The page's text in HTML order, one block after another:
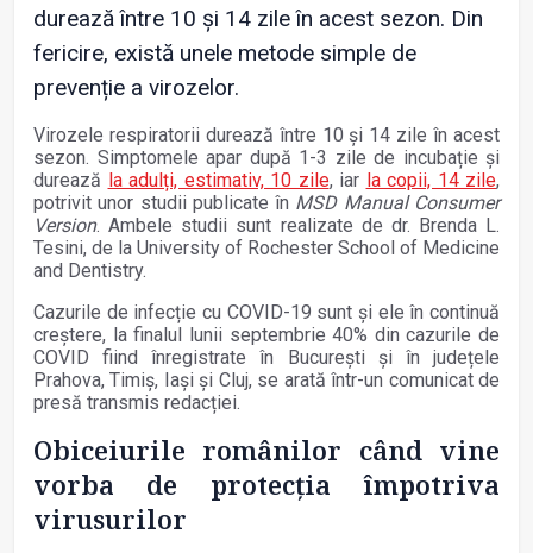
durează între 10 și 14 zile în acest sezon. Din
fericire, există unele metode simple de
prevenție a virozelor.
Virozele respiratorii durează între 10 și 14 zile în acest
sezon. Simptomele apar după 1-3 zile de incubație și
durează la adulți, estimativ, 10 zile, iar la copii, 14 zile,
potrivit unor studii publicate în MSD Manual Consumer
Version. Ambele studii sunt realizate de dr. Brenda L.
Tesini, de la University of Rochester School of Medicine
and Dentistry.
Cazurile de infecție cu COVID-19 sunt și ele în continuă
creștere, la finalul lunii septembrie 40% din cazurile de
COVID fiind înregistrate în București și în județele
Prahova, Timiș, Iași și Cluj, se arată într-un comunicat de
presă transmis redacției.
Obiceiurile românilor când vine
vorba de protecția împotriva
virusurilor